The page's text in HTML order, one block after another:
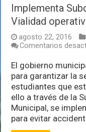
Implementa
Vialidad
agosto 22, 2016
Comentarios
El gobierno
para garantizar la
estudiantes que
ello a través de la
Municipal, se
para evitar